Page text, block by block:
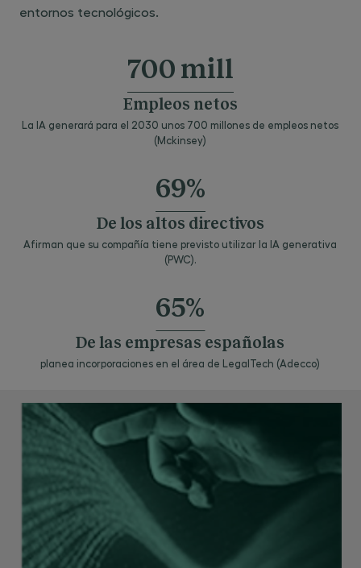
MÓDULO 2: . DATOS PERSONALES Y Dº
Marco legal
Responsabilidad proactiva
Garantías de derechos digitales de la
Protección de datos e Interés general
privacidad
INFORMACIÓN Y DE LAS COMUNICACIONES
Servicios de las comunicaciones
electrónicas y audiovisuales
información
Servicios de pago digitales
Industria audiovisual
Comercio electrónico
Redes sociales
Publicidad digital
Resolución de conflictos
entornos tecnológicos.
700 mill
Empleos netos
La IA generará para el 2030 unos 700 millones de empleos netos
(Mckinsey)
69%
De los altos directivos
Afirman que su compañía tiene previsto utilizar la IA generativa
(PWC).
65%
De las empresas españolas
planea incorporaciones en el área de LegalTech (Adecco)